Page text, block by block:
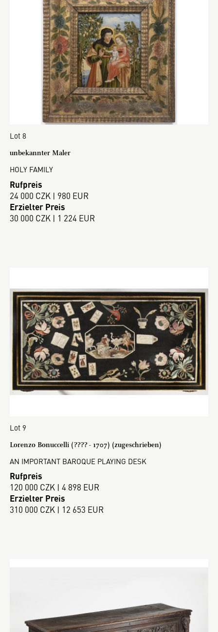
Lot 8
unbekannter Maler
HOLY FAMILY
Rufpreis
24 000 CZK | 980 EUR
Erzielter Preis
30 000 CZK | 1 224 EUR
Lot 9
Lorenzo Bonuccelli (???? - 1707) (zugeschrieben)
AN IMPORTANT BAROQUE PLAYING DESK
Rufpreis
120 000 CZK | 4 898 EUR
Erzielter Preis
310 000 CZK | 12 653 EUR